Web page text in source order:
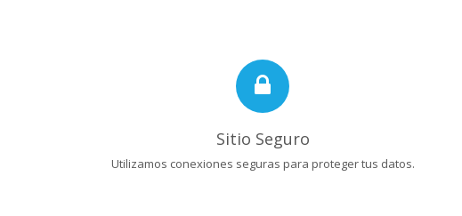
Sitio Seguro
Utilizamos conexiones seguras para proteger tus datos.